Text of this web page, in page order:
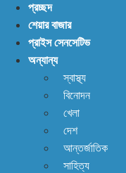
ফাইনফুডস; আয়,
নতুন মোড়ের
প্রাণ ফিরছে,
প্রচ্ছদ
শেয়ার বাজার
প্রাইস সেনসেটিভ
অন্যান্য
স্বাস্থ্য
বিনোদন
খেলা
দেশ
আন্তর্জাতিক
সাহিত্য